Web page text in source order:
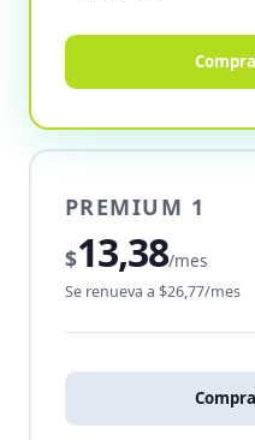
PREMIUM 1
$13,38/mes
Se renueva a $26,77/mes